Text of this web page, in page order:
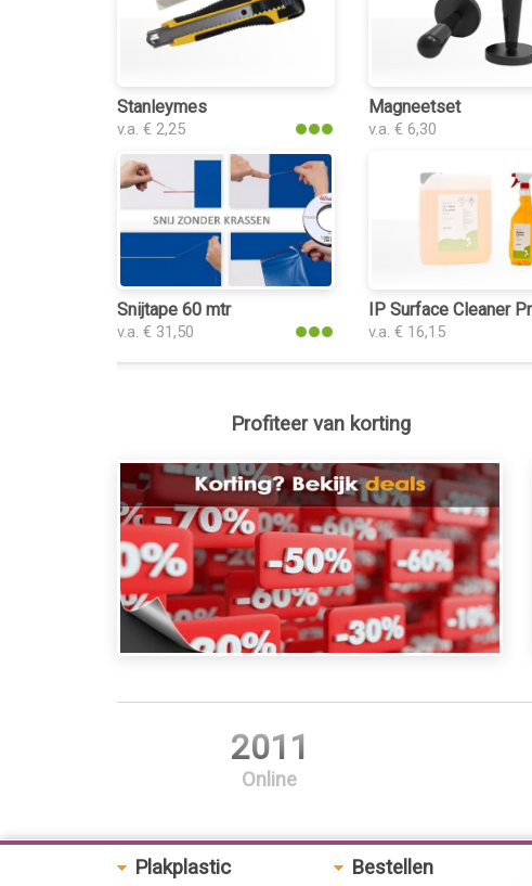
Stanleymes
v.a. € 2,25
Magneetset
v.a. € 6,30
Snijtape 60 mtr
v.a. € 31,50
IP Surface Cleaner
v.a. € 16,15
Profiteer van korting
2011
Online
Plakplastic Bestellen